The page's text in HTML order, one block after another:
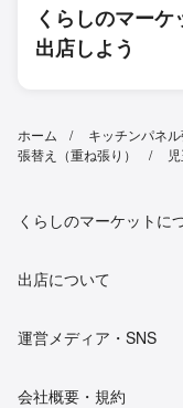
くらしのマーケ
出店しよう
ホーム キッチンパネル
張替え（重ね張り）
くらしのマーケットに
出店について
運営メディア・SNS
会社概要・規約